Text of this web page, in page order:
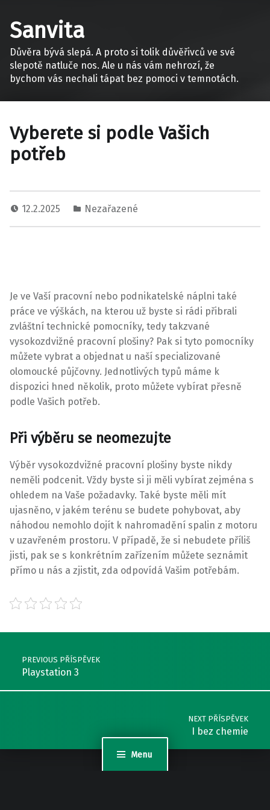
Menu
Sanvita
Důvěra bývá slepá. A proto si tolik důvěřivců ve své
slepotě natluče nos. Ale u nás vám nehrozí, že
bychom vás nechali tápat bez pomoci v temnotách.
Vyberete si podle Vašich
potřeb
12.2.2025 Nezařazené
Je ve Vaší pracovní nebo podnikatelské náplni také
práce ve výškách, na kterou už byste si rádi přibrali
zvláštní technické pomocníky, tedy takzvané
vysokozdvižné pracovní plošiny? Pak si tyto pomocníky
můžete vybrat a objednat u naší specializované
olomoucké půjčovny. Jednotlivých typů máme k
dispozici hned několik, proto můžete vybírat přesně
podle Vašich potřeb.
Při výběru se neomezujte
Výběr vysokozdvižné pracovní plošiny byste nikdy
neměli podcenit. Vždy byste si ji měli vybírat zejména s
ohledem na Vaše požadavky. Také byste měli mít
ujasněno, v jakém terénu se budete pohybovat, aby
náhodou nemohlo dojít k nahromadění spalin z motoru
v uzavřeném prostoru. V případě, že si nebudete příliš
jisti, pak se s konkrétním zařízením můžete seznámit
přímo u nás a zjistit, zda odpovídá Vašim potřebám.
Skip back to main navigation
Post navigation
PREVIOUS PŘÍSPĚVEK
Playstation 3
NEXT PŘÍSPĚVEK
I bez chemie